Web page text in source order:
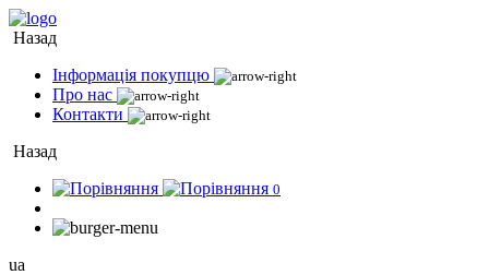
Назад
Інформація покупцю
Про нас
Контакти
Назад
0
ua